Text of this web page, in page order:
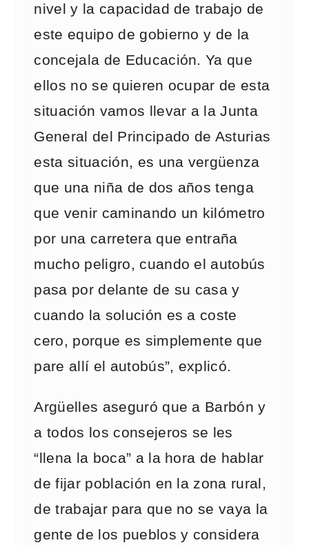
nivel y la capacidad de trabajo de
este equipo de gobierno y de la
concejala de Educación. Ya que
ellos no se quieren ocupar de esta
situación vamos llevar a la Junta
General del Principado de Asturias
esta situación, es una vergüenza
que una niña de dos años tenga
que venir caminando un kilómetro
por una carretera que entraña
mucho peligro, cuando el autobús
pasa por delante de su casa y
cuando la solución es a coste
cero, porque es simplemente que
pare allí el autobús”, explicó.
Argüelles aseguró que a Barbón y
a todos los consejeros se les
“llena la boca” a la hora de hablar
de fijar población en la zona rural,
de trabajar para que no se vaya la
gente de los pueblos y considera